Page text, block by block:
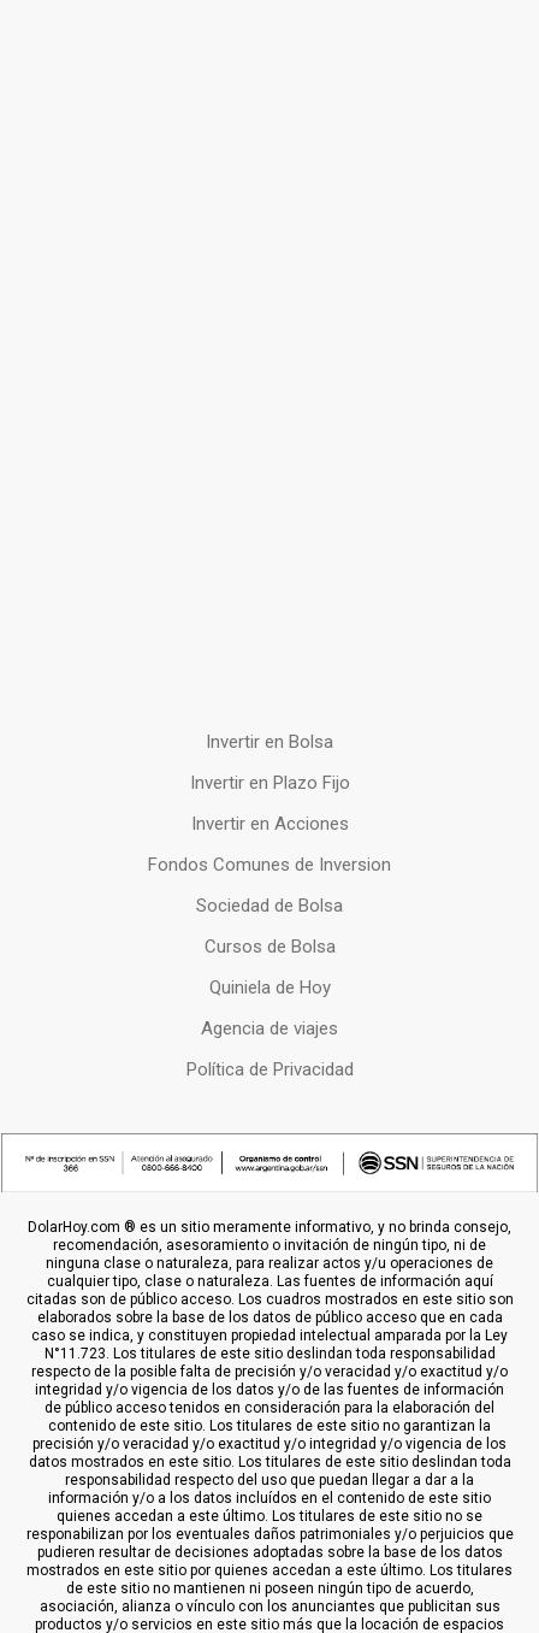
Invertir en Bolsa
Invertir en Plazo Fijo
Invertir en Acciones
Fondos Comunes de Inversion
Sociedad de Bolsa
Cursos de Bolsa
Quiniela de Hoy
Agencia de viajes
Política de Privacidad
DolarHoy.com ® es un sitio meramente informativo, y no brinda consejo,
recomendación, asesoramiento o invitación de ningún tipo, ni de
ninguna clase o naturaleza, para realizar actos y/u operaciones de
cualquier tipo, clase o naturaleza. Las fuentes de información aquí
citadas son de público acceso. Los cuadros mostrados en este sitio son
elaborados sobre la base de los datos de público acceso que en cada
caso se indica, y constituyen propiedad intelectual amparada por la Ley
N°11.723. Los titulares de este sitio deslindan toda responsabilidad
respecto de la posible falta de precisión y/o veracidad y/o exactitud y/o
integridad y/o vigencia de los datos y/o de las fuentes de información
de público acceso tenidos en consideración para la elaboración del
contenido de este sitio. Los titulares de este sitio no garantizan la
precisión y/o veracidad y/o exactitud y/o integridad y/o vigencia de los
datos mostrados en este sitio. Los titulares de este sitio deslindan toda
responsabilidad respecto del uso que puedan llegar a dar a la
información y/o a los datos incluídos en el contenido de este sitio
quienes accedan a este último. Los titulares de este sitio no se
responabilizan por los eventuales daños patrimoniales y/o perjuicios que
pudieren resultar de decisiones adoptadas sobre la base de los datos
mostrados en este sitio por quienes accedan a este último. Los titulares
de este sitio no mantienen ni poseen ningún tipo de acuerdo,
asociación, alianza o vínculo con los anunciantes que publicitan sus
productos y/o servicios en este sitio más que la locación de espacios